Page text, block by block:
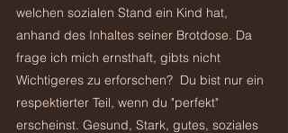
welchen sozialen Stand ein Kind hat,
anhand des Inhaltes seiner Brotdose. Da
frage ich mich ernsthaft, gibts nicht
Wichtigeres zu erforschen?  Du bist nur ein
respektierter Teil, wenn du "perfekt"
erscheinst. Gesund, Stark, gutes, soziales